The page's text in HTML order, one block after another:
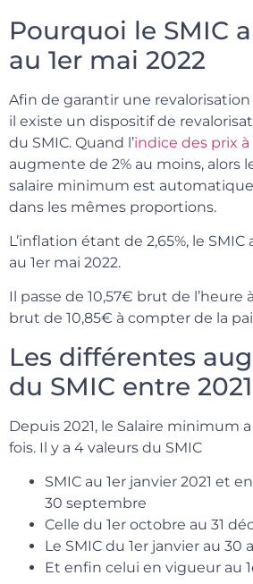
Pourquoi le SMIC
au 1er mai 2022
Afin de garantir une revalorisation
il existe un dispositif de
du SMIC. Quand l’indice des prix
augmente de 2% au moins, alors
salaire minimum est
dans les mêmes proportions.
L’inflation étant de 2,65%, le
au 1er mai 2022.
Il passe de 10,57€ brut de l’heure
brut de 10,85€ à compter de la
Les différentes
du SMIC entre
Depuis 2021, le Salaire minimum
fois. Il y a 4 valeurs du SMIC
SMIC au 1er janvier 2021 et
30 septembre
Celle du 1er octobre au 31
Le SMIC du 1er janvier au 30
Et enfin celui en vigueur au